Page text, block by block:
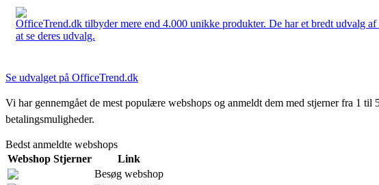
OfficeTrend.dk tilbyder mere end 4.000 unikke produkter. De har et bredt udvalg
at se deres udvalg.
Se udvalget på OfficeTrend.dk
Vi har gennemgået de mest populære webshops og anmeldt dem med stjerner fra 1
betalingsmuligheder.
Bedst anmeldte webshops
Webshop Stjerner
Link
Besøg webshop